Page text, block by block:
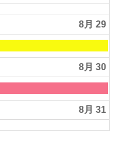
8月 29
8月 30
8月 31